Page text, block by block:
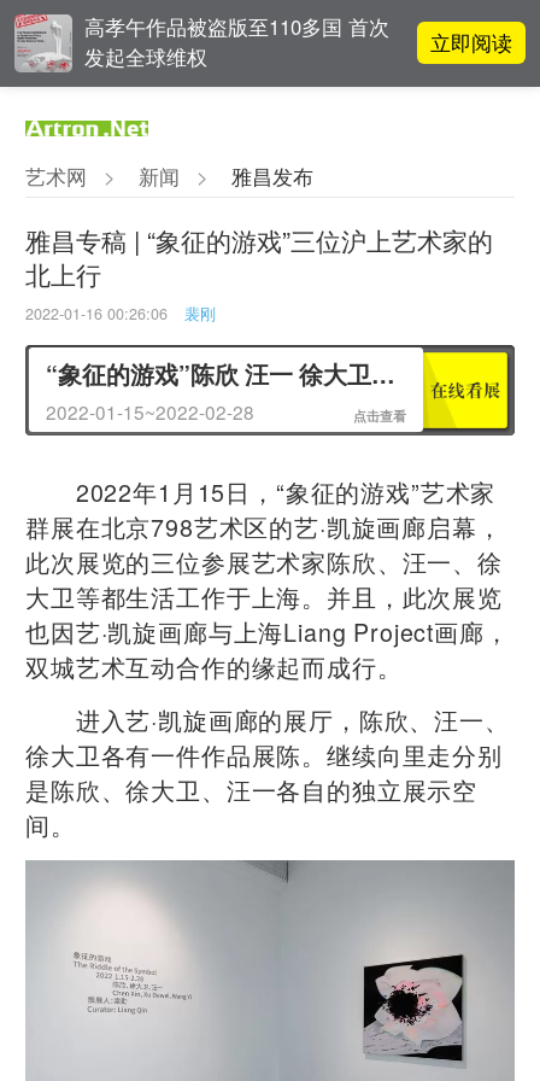
高孝午作品被盗版至110多国 首次
发起全球维权
立即阅读
影响力榜单
对话 | “道法自然” 范一夫山水中的
破界与归真
吕晓：北京画院两个中心十年 跨学
科带来齐白石研究新突破
艺术网 > 新闻 > 雅昌发布
雅昌专稿 | “象征的游戏”三位沪上艺术家的
北上行
2022-01-16 00:26:06 裴刚
“象征的游戏”陈欣 汪一 徐大卫三人展
2022-01-15~2022-02-28 点击查看
2022年1月15日，“象征的游戏”艺术家
群展在北京798艺术区的艺·凯旋画廊启幕，
此次展览的三位参展艺术家陈欣、汪一、徐
大卫等都生活工作于上海。并且，此次展览
也因艺·凯旋画廊与上海Liang Project画廊，
双城艺术互动合作的缘起而成行。
进入艺·凯旋画廊的展厅，陈欣、汪一、
徐大卫各有一件作品展陈。继续向里走分别
是陈欣、徐大卫、汪一各自的独立展示空
间。